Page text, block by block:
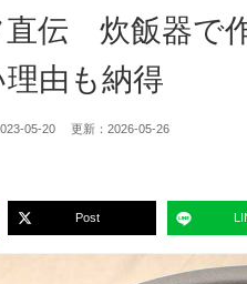
直伝 炊飯器で
由も納得
05-20 更新： 2026-05-26
Post